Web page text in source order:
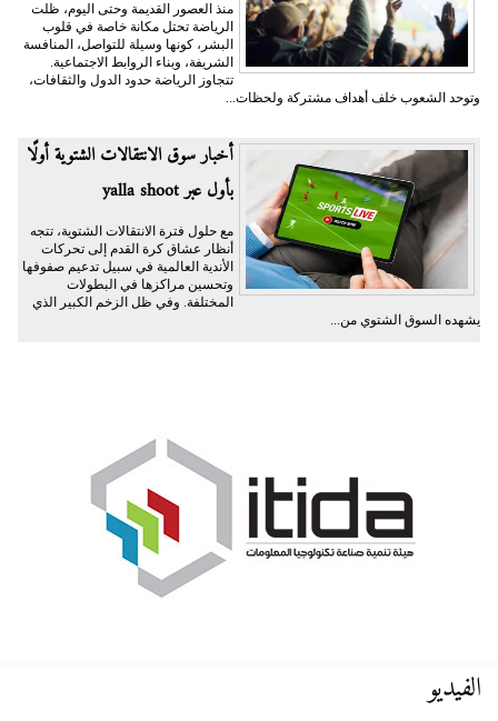
منذ العصور القديمة وحتى اليوم، ظلت
الرياضة تحتل مكانة خاصة في قلوب
البشر، كونها وسيلة للتواصل، المنافسة
الشريفة، وبناء الروابط الاجتماعية.
تتجاوز الرياضة حدود الدول والثقافات،
وتوحد الشعوب خلف أهداف مشتركة ولحظات...
أخبار سوق الانتقالات الشتوية أولًا
بأول عبر yalla shoot
مع حلول فترة الانتقالات الشتوية، تتجه
أنظار عشاق كرة القدم إلى تحركات
الأندية العالمية في سبيل تدعيم صفوفها
وتحسين مراكزها في البطولات
المختلفة. وفي ظل الزخم الكبير الذي
يشهده السوق الشتوي من...
الفيديو